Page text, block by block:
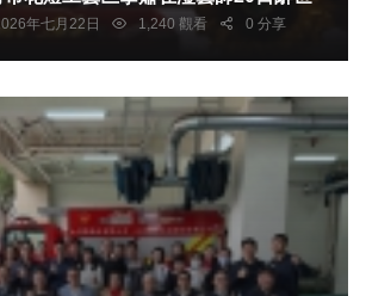
年七月22日 1,240 觀看 0 分享